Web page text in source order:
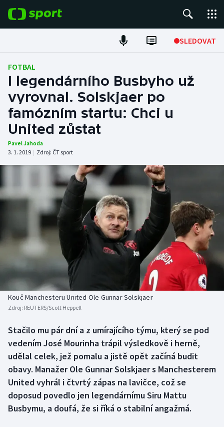
SLEDOVAT
Fotbal
Hokej
Tenis
Atletika
DALŠÍ SPORTY
Americký fotbal
Baseball a softbal
Basketbal
Biatlon
Boby a skeleton
Box
Curling
Dostihy
Florbal
NEPŘEHLÉDNĚTE
Soutěže
Historické návraty
Aplikace ČT sport
AZ kvíz
FOTBAL
I legendárního Busbyho už
vyrovnal. Solskjaer po
famózním startu: Chci u
United zůstat
Pavel Jahoda
3. 1. 2019 | Zdroj: ČT sport
Kouč Manchesteru United Ole Gunnar Solskjaer
Zdroj: REUTERS/Scott Heppell
Stačilo mu pár dní a z umírajícího týmu, který se pod
vedením José Mourinha trápil výsledkově i herně,
udělal celek, jež pomalu a jistě opět začíná budit
obavy. Manažer Ole Gunnar Solskjaer s Manchesterem
United vyhrál i čtvrtý zápas na lavičce, což se
doposud povedlo jen legendárnímu Siru Mattu
Busbymu, a doufá, že si říká o stabilní angažmá.